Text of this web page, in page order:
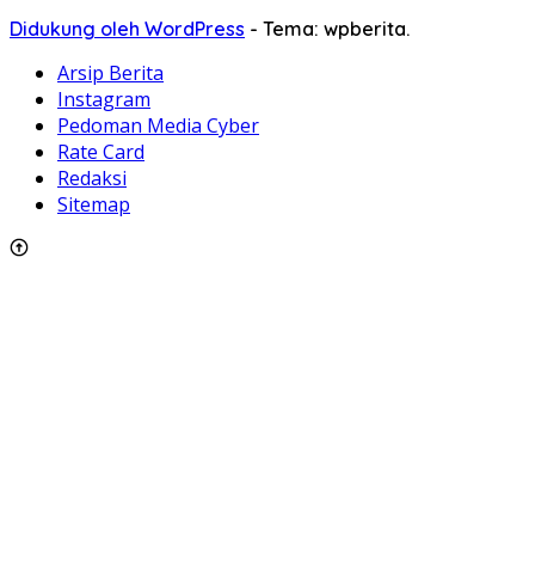
Didukung oleh WordPress - Tema: wpberita.
Arsip Berita
Instagram
Pedoman Media Cyber
Rate Card
Redaksi
Sitemap